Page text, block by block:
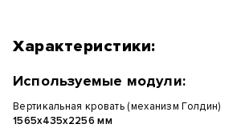
Характеристики:
Используемые модули:
Вертикальная кровать (механизм Голдин)
1565х435х2256 мм